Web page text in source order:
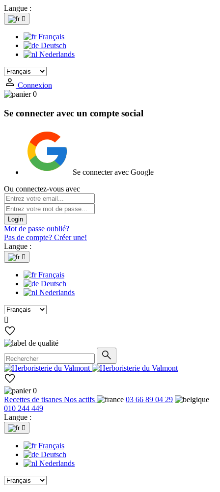
Langue :

Français
Deutsch
Nederlands
Connexion
0
Se connecter avec un compte social
Se connecter avec Google
Ou connectez-vous avec
Login
Mot de passe oublié?
Pas de compte? Créer une!
Langue :

Français
Deutsch
Nederlands

0
Recettes de tisanes Nos actifs
03 66 89 04 29
010 244 449
Langue :

Français
Deutsch
Nederlands